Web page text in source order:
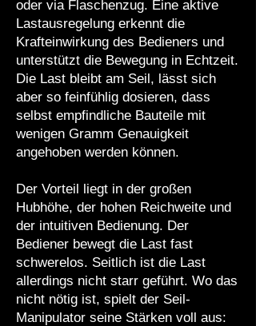
oder via Flaschenzug. Eine aktive
Lastausregelung erkennt die
Krafteinwirkung des Bedieners und
unterstützt die Bewegung in Echtzeit.
Die Last bleibt am Seil, lässt sich
aber so feinfühlig dosieren, dass
selbst empfindliche Bauteile mit
wenigen Gramm Genauigkeit
angehoben werden können.
Der Vorteil liegt in der großen
Hubhöhe, der hohen Reichweite und
der intuitiven Bedienung. Der
Bediener bewegt die Last fast
schwerelos. Seitlich ist die Last
allerdings nicht starr geführt. Wo das
nicht nötig ist, spielt der Seil-
Manipulator seine Stärken voll aus: